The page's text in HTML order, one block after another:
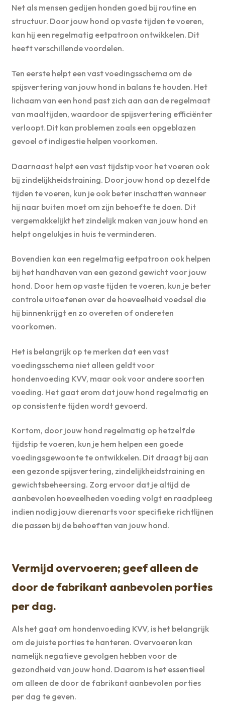
Net als mensen gedijen honden goed bij routine en
structuur. Door jouw hond op vaste tijden te voeren,
kan hij een regelmatig eetpatroon ontwikkelen. Dit
heeft verschillende voordelen.
Ten eerste helpt een vast voedingsschema om de
spijsvertering van jouw hond in balans te houden. Het
lichaam van een hond past zich aan aan de regelmaat
van maaltijden, waardoor de spijsvertering efficiënter
verloopt. Dit kan problemen zoals een opgeblazen
gevoel of indigestie helpen voorkomen.
Daarnaast helpt een vast tijdstip voor het voeren ook
bij zindelijkheidstraining. Door jouw hond op dezelfde
tijden te voeren, kun je ook beter inschatten wanneer
hij naar buiten moet om zijn behoefte te doen. Dit
vergemakkelijkt het zindelijk maken van jouw hond en
helpt ongelukjes in huis te verminderen.
Bovendien kan een regelmatig eetpatroon ook helpen
bij het handhaven van een gezond gewicht voor jouw
hond. Door hem op vaste tijden te voeren, kun je beter
controle uitoefenen over de hoeveelheid voedsel die
hij binnenkrijgt en zo overeten of ondereten
voorkomen.
Het is belangrijk op te merken dat een vast
voedingsschema niet alleen geldt voor
hondenvoeding KVV, maar ook voor andere soorten
voeding. Het gaat erom dat jouw hond regelmatig en
op consistente tijden wordt gevoerd.
Kortom, door jouw hond regelmatig op hetzelfde
tijdstip te voeren, kun je hem helpen een goede
voedingsgewoonte te ontwikkelen. Dit draagt bij aan
een gezonde spijsvertering, zindelijkheidstraining en
gewichtsbeheersing. Zorg ervoor dat je altijd de
aanbevolen hoeveelheden voeding volgt en raadpleeg
indien nodig jouw dierenarts voor specifieke richtlijnen
die passen bij de behoeften van jouw hond.
Vermijd overvoeren; geef alleen de
door de fabrikant aanbevolen porties
per dag.
Als het gaat om hondenvoeding KVV, is het belangrijk
om de juiste porties te hanteren. Overvoeren kan
namelijk negatieve gevolgen hebben voor de
gezondheid van jouw hond. Daarom is het essentieel
om alleen de door de fabrikant aanbevolen porties
per dag te geven.